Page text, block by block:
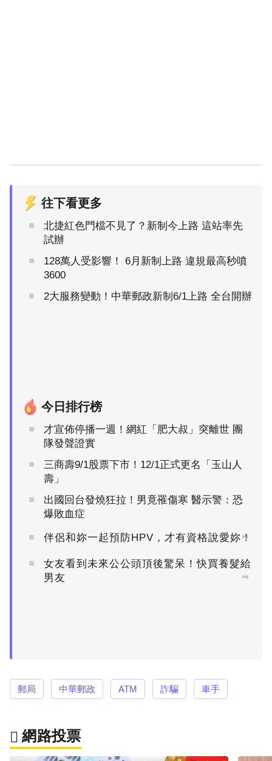
往下看更多
北捷紅色門檔不見了？新制今上路 這站率先
試辦
128萬人受影響！ 6月新制上路 違規最高秒噴
3600
2大服務變動！中華郵政新制6/1上路 全台開辦
今日排行榜
才宣佈停播一週！網紅「肥大叔」突離世 團
隊發聲證實
三商壽9/1股票下市！12/1正式更名「玉山人
壽」
出國回台發燒狂拉！男竟罹傷寒 醫示警：恐
爆敗血症
伴侶和妳一起預防HPV，才有資格說愛妳！
PR
女友看到未來公公頭頂後驚呆！快買養髮給
男友
PR
郵局 中華郵政 ATM 詐騙 車手
網路投票